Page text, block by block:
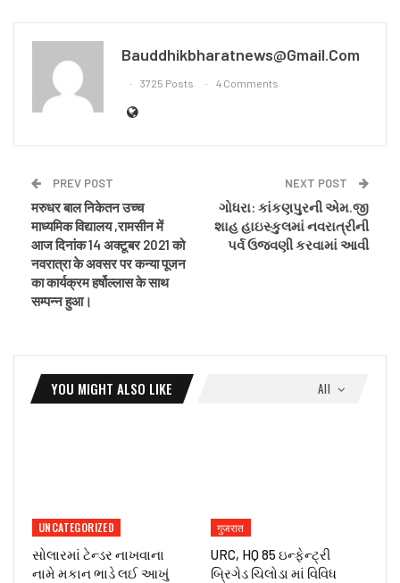
Bauddhikbharatnews@gmail.com
3725 Posts 4 Comments
PREV POST
मरुधर बाल निकेतन उच्च
माध्यमिक विद्यालय ,रामसीन में
आज दिनांक 14 अक्टूबर 2021 को
नवरात्रा के अवसर पर कन्या पूजन
का कार्यक्रम हर्षोल्लास के साथ
सम्पन्न हुआ।
NEXT POST
ગોધરા: કાંકણપુરની એમ.જી
શાહ હાઇસ્કુલમાં નવરાત્રીની
પર્વ ઉજવણી કરવામાં આવી
All
YOU MIGHT ALSO LIKE
UNCATEGORIZED
સોલારમાં ટેન્ડર નાખવાના
નામે મકાન ભાડે લઈ આખું
गुजरात
URC, HQ 85 ઇન્ફેન્ટ્રી
બ્રિગેડ ચિલોડા માં વિવિધ